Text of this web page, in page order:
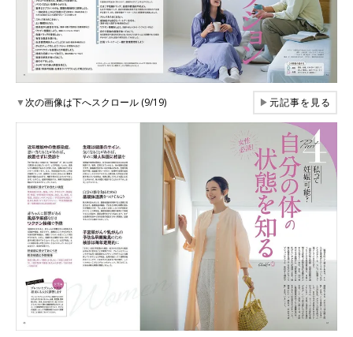
▼次の画像は下へスクロール (9/19) ▶元記事を見る